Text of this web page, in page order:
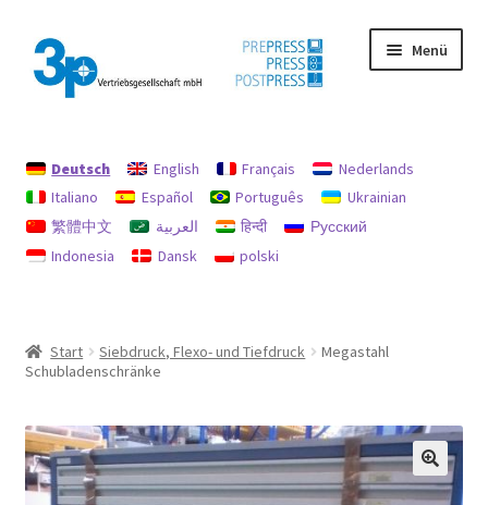
Zur
Navigation
springen
Zum
Inhalt
springen
Menü
Datenschutz
Gebrauchtmaschinen
Deutsch English Français
Nederlands
Italiano
Español Português
Ukrainian
繁體中文
العربية हिन्दी
Русский
Indonesia
Dansk polski
Start Siebdruck, Flexo- und Tiefdruck
Megastahl
Schubladenschränke